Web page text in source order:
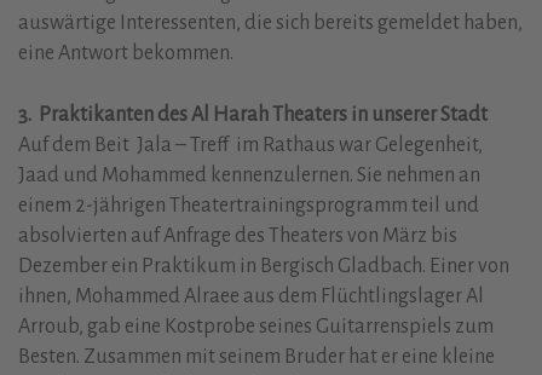
auswärtige Interessenten, die sich bereits gemeldet haben,
eine Antwort bekommen.
3. Praktikanten des Al Harah Theaters in unserer Stadt
Auf dem Beit Jala – Treff im Rathaus war Gelegenheit,
Jaad und Mohammed kennenzulernen. Sie nehmen an
einem 2-jährigen Theatertrainingsprogramm teil und
absolvierten auf Anfrage des Theaters von März bis
Dezember ein Praktikum in Bergisch Gladbach. Einer von
ihnen, Mohammed Alraee aus dem Flüchtlingslager Al
Arroub, gab eine Kostprobe seines Guitarrenspiels zum
Besten. Zusammen mit seinem Bruder hat er eine kleine